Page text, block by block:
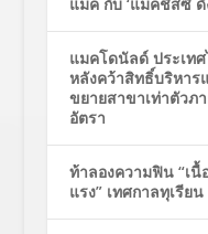
แมคโดนัลด์ ประเท
หลังคว้าสิทธิ์บริหาร
ขยายสาขาเท่าตัวภ
อัตรา
ท้าลองความฟิน “เ
แรง” เทศกาลทุเรีย